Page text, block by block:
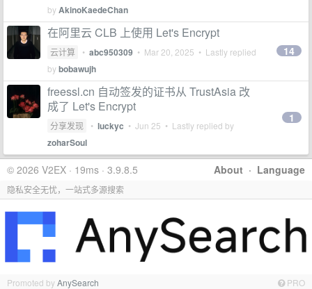
byAkinoKaedeChan
在阿里云 CLB 上使用 Let's Encrypt
云计算 • abc950309 • Mar 20, 2025 • Lastly replied
bybobawujh
14
freessl.cn 自动签发的证书从 TrustAsia 改
成了 Let's Encrypt
分享发现 • luckyc • Jun 25 • Lastly replied by
zoharSoul
1
About · Language
© 2026 V2EX · 19ms · 3.9.8.5
隐私安全无忧，一站式多源搜索
Promoted byAnySearch PRO